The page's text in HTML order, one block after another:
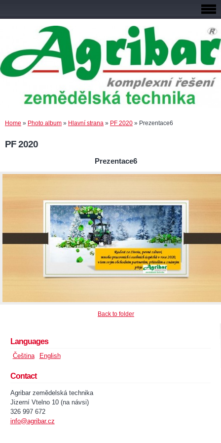
Home » Photo album » Hlavní strana » PF 2020 » Prezentace6
PF 2020
Prezentace6
Back to folder
Languages
Čeština English
Contact
Agribar zemědelská technika
Jizerní Vtelno 10 (na návsi)
326 997 672
info@agribar.cz